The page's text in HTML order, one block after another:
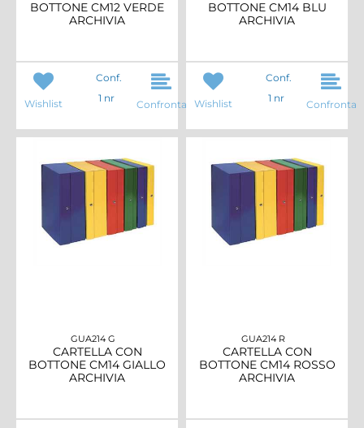
BOTTONE CM12 VERDE
ARCHIVIA
Wishlist
Conf.
1 nr
Confronta
BOTTONE CM14 BLU
ARCHIVIA
Wishlist
Conf.
1 nr
Confronta
GUA214 G
CARTELLA CON
BOTTONE CM14 GIALLO
ARCHIVIA
GUA214 R
CARTELLA CON
BOTTONE CM14 ROSSO
ARCHIVIA